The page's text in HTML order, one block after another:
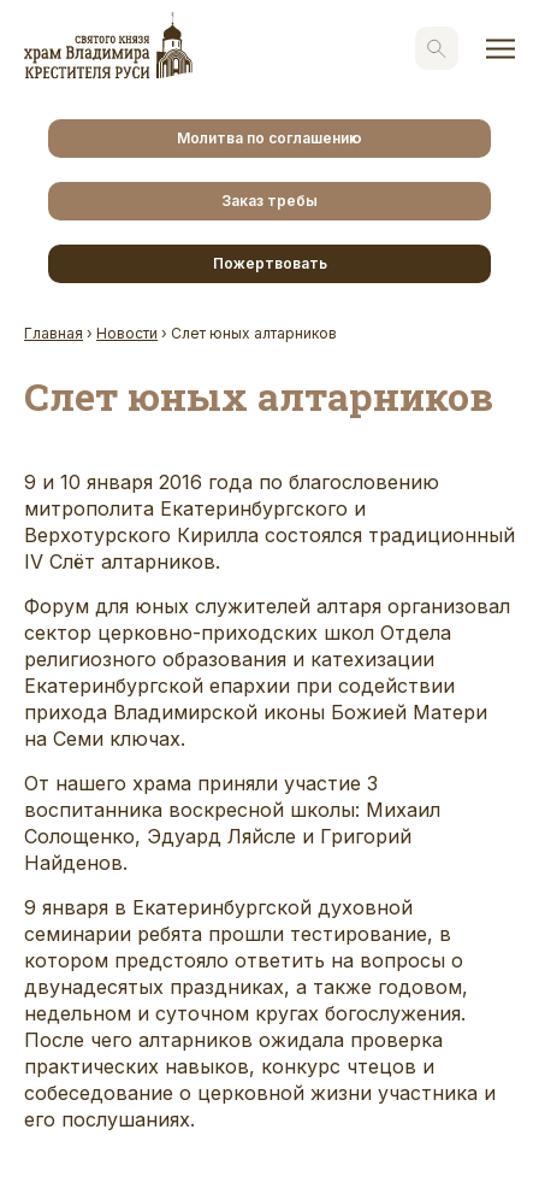
Молитва по соглашению
Заказ требы
Пожертвовать
Главная › Новости › Слет юных алтарников
Слет юных алтарников
9 и 10 января 2016 года по благословению
митрополита Екатеринбургского и
Верхотурского Кирилла состоялся традиционный
IV Слёт алтарников.
Форум для юных служителей алтаря организовал
сектор церковно-приходских школ Отдела
религиозного образования и катехизации
Екатеринбургской епархии при содействии
прихода Владимирской иконы Божией Матери
на Семи ключах.
От нашего храма приняли участие 3
воспитанника воскресной школы: Михаил
Солощенко, Эдуард Ляйсле и Григорий
Найденов.
9 января в Екатеринбургской духовной
семинарии ребята прошли тестирование, в
котором предстояло ответить на вопросы о
двунадесятых праздниках, а также годовом,
недельном и суточном кругах богослужения.
После чего алтарников ожидала проверка
практических навыков, конкурс чтецов и
собеседование о церковной жизни участника и
его послушаниях.